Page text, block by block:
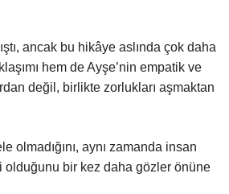
ancak bu hikâye aslında çok daha
hem de Ayşe’nin empatik ve
değil, birlikte zorlukları aşmaktan
olmadığını, aynı zamanda insan
olduğunu bir kez daha gözler önüne